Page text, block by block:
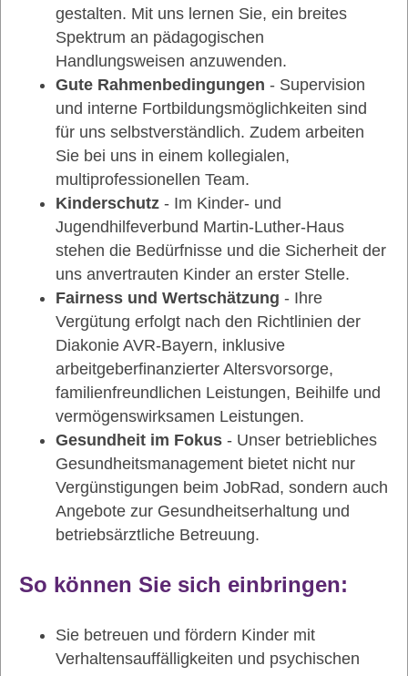
gestalten. Mit uns lernen Sie, ein breites
Spektrum an pädagogischen
Handlungsweisen anzuwenden.
Gute Rahmenbedingungen - Supervision
und interne Fortbildungsmöglichkeiten sind
für uns selbstverständlich. Zudem arbeiten
Sie bei uns in einem kollegialen,
multiprofessionellen Team.
Kinderschutz - Im Kinder- und
Jugendhilfeverbund Martin-Luther-Haus
stehen die Bedürfnisse und die Sicherheit der
uns anvertrauten Kinder an erster Stelle.
Fairness und Wertschätzung - Ihre
Vergütung erfolgt nach den Richtlinien der
Diakonie AVR-Bayern, inklusive
arbeitgeberfinanzierter Altersvorsorge,
familienfreundlichen Leistungen, Beihilfe und
vermögenswirksamen Leistungen.
Gesundheit im Fokus - Unser betriebliches
Gesundheitsmanagement bietet nicht nur
Vergünstigungen beim JobRad, sondern auch
Angebote zur Gesundheitserhaltung und
betriebsärztliche Betreuung.
So können Sie sich einbringen:
Sie betreuen und fördern Kinder mit
Verhaltensauffälligkeiten und psychischen